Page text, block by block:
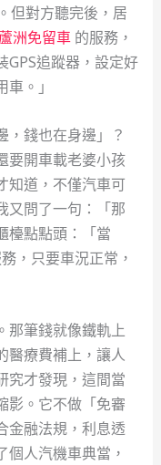
對方聽完後，居
蘆洲免留車的服務，
GPS追蹤器，設定好
。」
，錢也在身邊」？
要開車載老婆小孩
知道，不僅汽車可
又問了一句：「那
檯點點頭：「當
，只要車況正常，
那筆錢就像鐵軌上
醫療費補上，讓人
究才發現，這間當
影。它不做「免審
金融法規，利息透
人汽機車典當，